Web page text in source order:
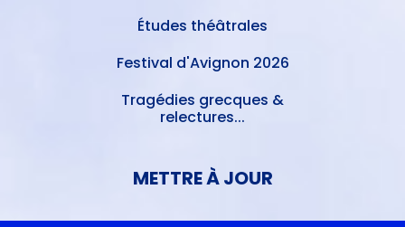
Études théâtrales
Festival d'Avignon 2026
Tragédies grecques &
relectures...
METTRE À JOUR